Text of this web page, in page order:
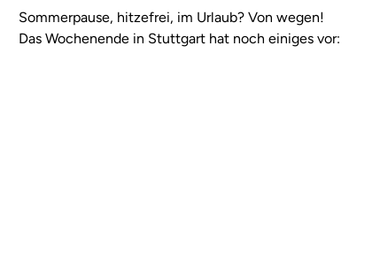
Sommerpause, hitzefrei, im Urlaub? Von wegen!
Das Wochenende in Stuttgart hat noch einiges vor: